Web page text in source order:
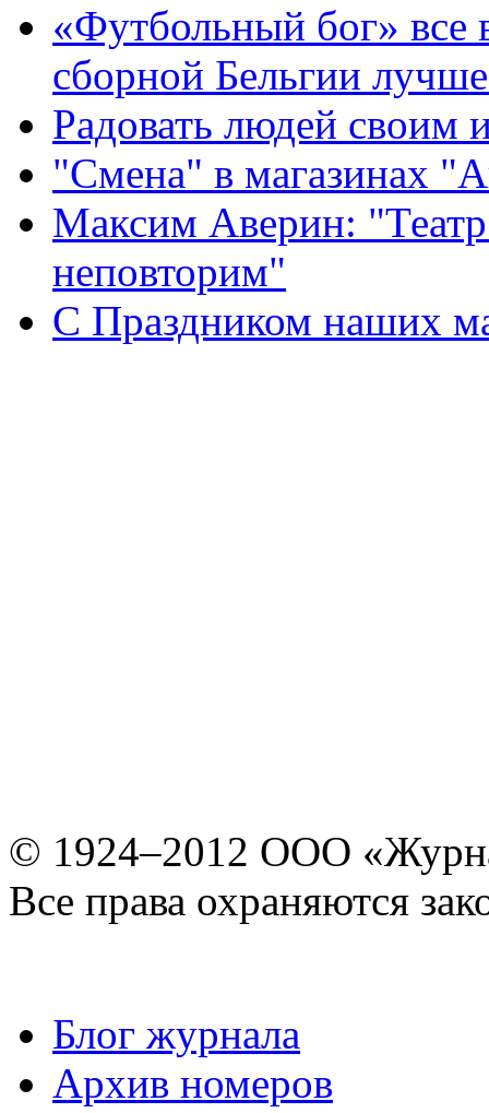
«Футбольный бог» все
сборной Бельгии
Радовать людей своим
"Смена" в магазинах
Максим Аверин:
неповторим"
С Праздником наших
© 1924–2012 ООО
Все права охраняются
Блог журнала
Архив номеров